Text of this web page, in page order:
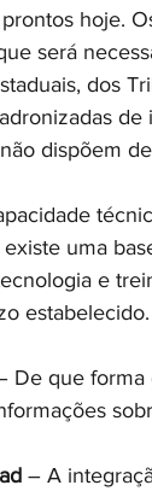
hoje.
será
dos
dispõem
uma
e
estabelecido.
De que forma
– A